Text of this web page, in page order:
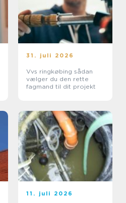
31. juli 2026
Vvs ringkøbing sådan
vælger du den rette
fagmand til dit projekt
11. juli 2026